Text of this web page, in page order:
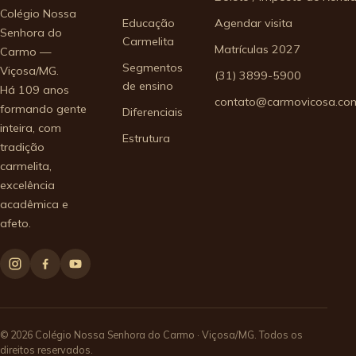
Colégio Nossa
Senhora do
Carmo —
Viçosa/MG.
Há 109 anos
formando gente
inteira, com
tradição
carmelita,
excelência
acadêmica e
afeto.
Educação
Carmelita
Segmentos
de ensino
Diferenciais
Estrutura
Agendar visita
Matrículas 2027
(31) 3899-5900
© 2026 Colégio Nossa Senhora do Carmo · Viçosa/MG. Todos os
direitos reservados.